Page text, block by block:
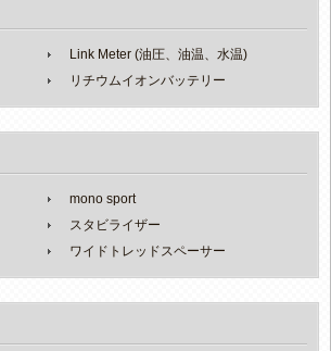
Link Meter (油圧、油温、水温)
リチウムイオンバッテリー
mono sport
スタビライザー
ワイドトレッドスペーサー